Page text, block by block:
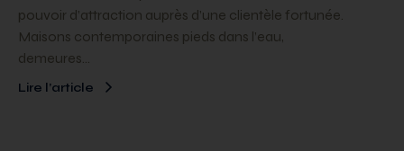
pouvoir d’attraction auprès d’une clientèle fortunée.
Maisons contemporaines pieds dans l’eau,
demeures…
Lire l’article